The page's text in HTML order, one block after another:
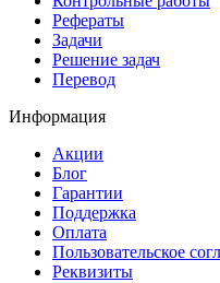
Рефераты
Задачи
Решение задач
Перевод
Информация
Акции
Блог
Гарантии
Поддержка
Оплата
Пользовательское
Реквизиты